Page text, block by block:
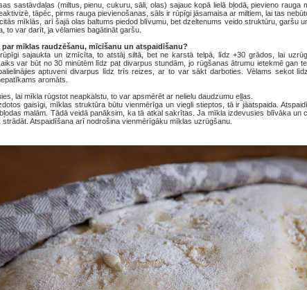
sastāvdaļas (miltus, pienu, cukuru, sāli, olas) sajauc kopā lielā bļodā, pievieno
tāpēc, pirms rauga pievienošanas, sāls ir rūpīgi jāsamaisa ar miltiem, lai tas
mīklās, arī šajā olas baltums piedod blīvumu, bet dzeltenums veido struktūru, garšu
to var darīt, ja vēlamies bagātināt garšu.
par mīklas raudzēšanu, mīcīšanu un atspaidīšanu?
sajaukta un izmīcīta, to atstāj siltā, bet ne karstā telpā, līdz +30 grādos, lai
var būt no 30 minūtēm līdz pat divarpus stundām, jo rūgšanas ātrumu ietekmē gan
aptuveni divarpus līdz trīs reizes, ar to var sākt darboties. Vēlams sekot
aromāts.
lai mīkla rūgstot neapkalstu, to var apsmērēt ar nelielu daudzumu eļļas.
gaisīgi, mīklas struktūra būtu vienmērīga un viegli stieptos, tā ir jāatspaida.
bļodas malām. Tādā veidā panāksim, ka tā atkal sakrītas. Ja mīkla izdevusies blīvāka
strādāt. Atspaidīšana arī nodrošina vienmērīgāku mīklas uzrūgšanu.